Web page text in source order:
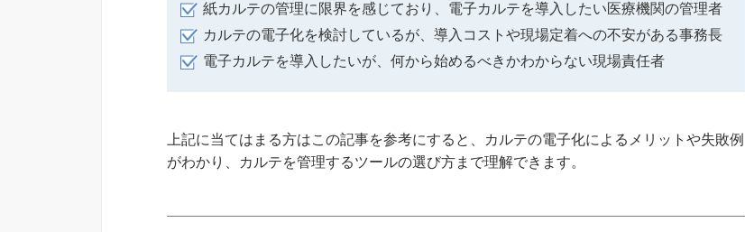
紙カルテの管理に限界を感じており、電子カルテを導入したい医療機関の管理者
カルテの電子化を検討しているが、導入コストや現場定着への不安がある事務長
電子カルテを導入したいが、何から始めるべきかわからない現場責任者
上記に当てはまる方はこの記事を参考にすると、カルテの電子化によるメリットや失敗例
がわかり、カルテを管理するツールの選び方まで理解できます。